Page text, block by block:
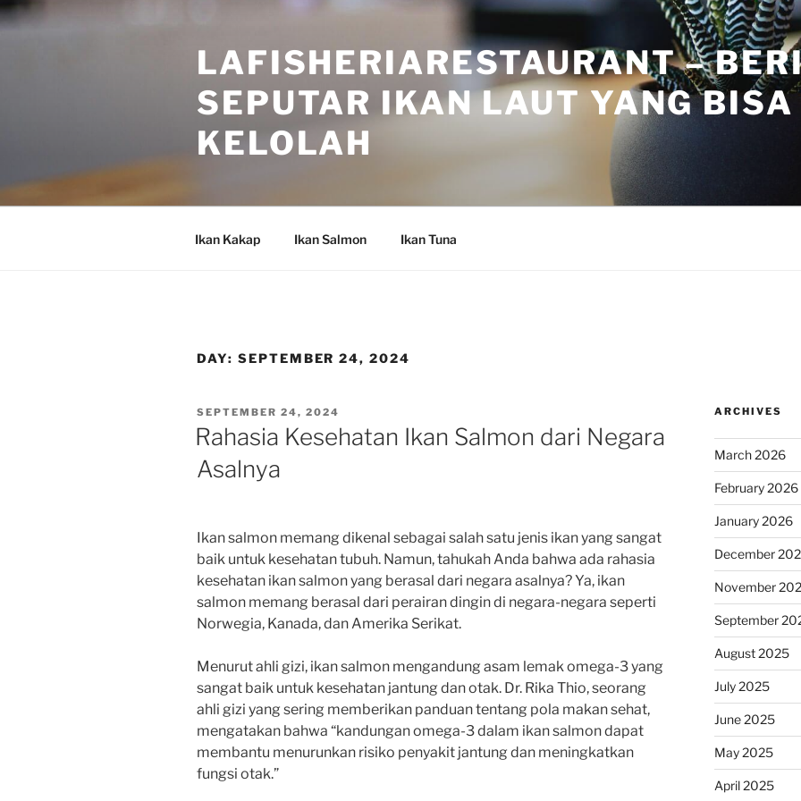
Skip
to
LAFISHERIARESTAURANT –
SEPUTAR IKAN LAUT YANG
KELOLAH
Ikan Kakap Ikan Salmon Ikan Tuna
DAY: SEPTEMBER 24, 2024
POSTED
ON
SEPTEMBER 24, 2024
Rahasia Kesehatan Ikan Salmon dari Negara
Asalnya
Ikan salmon memang dikenal sebagai salah satu jenis ikan yang sangat
baik untuk kesehatan tubuh. Namun, tahukah Anda bahwa ada rahasia
kesehatan ikan salmon yang berasal dari negara asalnya? Ya, ikan
salmon memang berasal dari perairan dingin di negara-negara seperti
Norwegia, Kanada, dan Amerika Serikat.
Menurut ahli gizi, ikan salmon mengandung asam lemak omega-3 yang
sangat baik untuk kesehatan jantung dan otak. Dr. Rika Thio, seorang
ahli gizi yang sering memberikan panduan tentang pola makan sehat,
mengatakan bahwa “kandungan omega-3 dalam ikan salmon dapat
membantu menurunkan risiko penyakit jantung dan meningkatkan
fungsi otak.”
ARCHIVES
March 2026
February 2026
January 2026
December
November
September
August 2025
July 2025
June 2025
May 2025
April 2025